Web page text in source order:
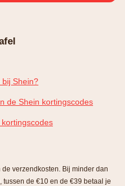
Shein?
de Shein kortingscodes
verzendkosten. Bij minder dan
de €10 en de €39 betaal je